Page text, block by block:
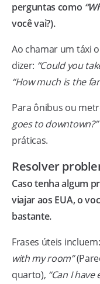
perguntas como
você vai?).
Ao chamar um táxi
dizer: “Could you
“How much is the
Para ônibus ou
goes to downtown?”
práticas.
Resolver
Caso tenha algum
viajar aos EUA, o
bastante.
Frases úteis incluem:
with my room”
quarto), “Can I have